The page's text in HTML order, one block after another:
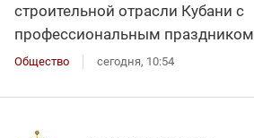
строительной отрасли Кубани с
профессиональным праздником
Общество сегодня, 10:54